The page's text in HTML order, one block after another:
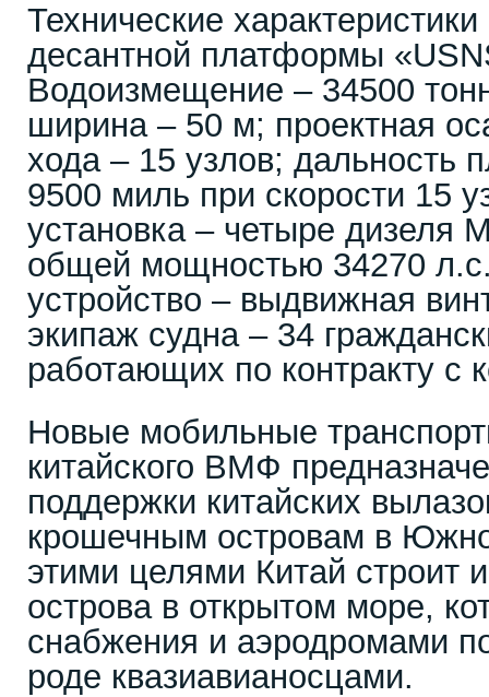
Технические
десантной платформы
Водоизмещение – 34500
ширина – 50 м; проектная
хода – 15 узлов; дальность
9500 миль при скорости 15
установка – четыре дизеля
общей мощностью 34270
устройство – выдвижная
экипаж судна – 34
работающих по контракту с
Новые мобильные
китайского ВМФ
поддержки китайских
крошечным островам в
этими целями Китай строит
острова в открытом море,
снабжения и аэродромами
роде квазиавианосцами.